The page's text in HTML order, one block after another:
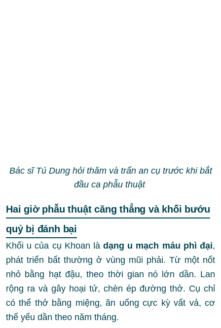
Bác sĩ Tú Dung hỏi thăm và trấn an cụ trước khi bắt
đầu ca phẫu thuật
Hai giờ phẫu thuật căng thẳng và khối bướu
quỷ bị đánh bại
Khối u của cụ Khoan làdạng u mạch máu phì đại,
phát triển bất thường ở vùng mũi phải. Từ một nốt
nhỏ bằng hạt đậu, theo thời gian nó lớn dần. Lan
rộng ra và gây hoại tử, chèn ép đường thở. Cụ chỉ
có thể thở bằng miệng, ăn uống cực kỳ vất vả, cơ
thể yếu dần theo năm tháng.